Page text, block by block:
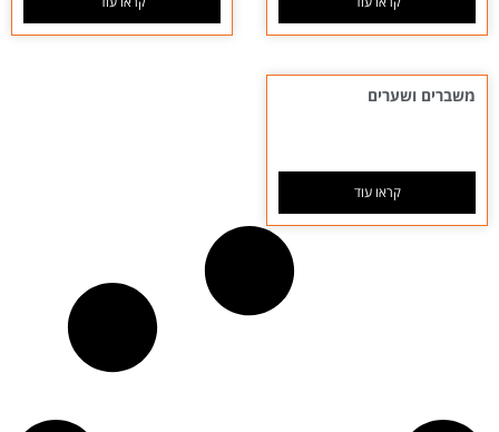
משברים ושערים
קראו עוד